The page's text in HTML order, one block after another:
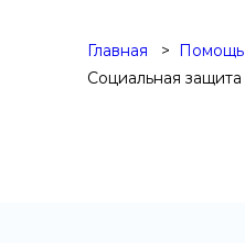
Главная
Помощь
Социальная защита